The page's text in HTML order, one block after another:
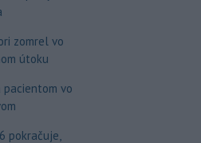
zomrel vo
útoku
pacientom vo
pokračuje,